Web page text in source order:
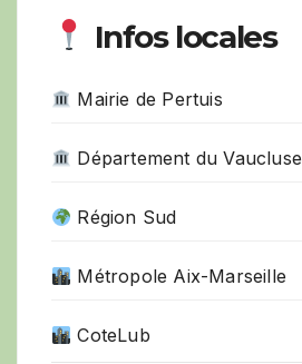
Infos locales
Mairie de Pertuis
Département du Vaucluse
Région Sud
Métropole Aix-Marseille
CoteLub